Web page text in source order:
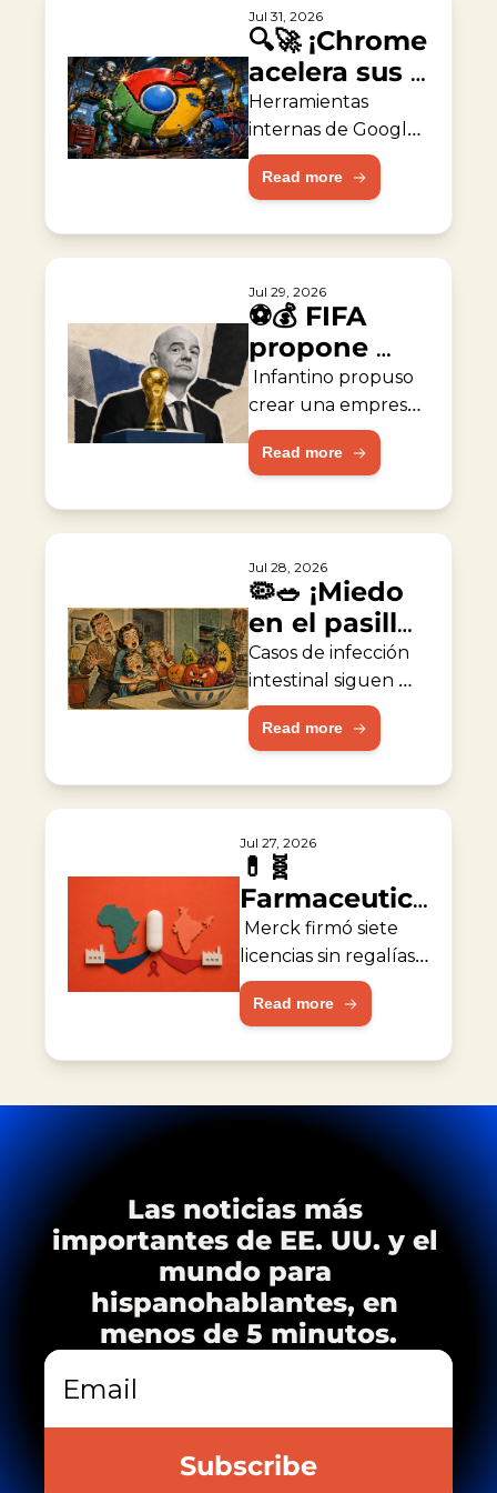
Jul 31, 2026
🔍🚀 ¡Chrome
acelera sus
reparaciones
con IA!
Herramientas
internas de Google
ayudaron a corregir
fallas de seguridad
Read more
Jul 29, 2026
⚽💰 FIFA
propone
empresa de
capital
privado
Infantino propuso
crear una empresa
valorada en
$20,000 millones
Read more
Jul 28, 2026
🦠🥗 ¡Miedo
en el pasillo
de
vegetales!
Casos de infección
intestinal siguen
aumentando los en
EE. UU.
Read more
Jul 27, 2026
💊🧬
Farmaceutica
acelera
acceso
global contra
VIH
Merck firmó siete
licencias sin regalías
para fabricantes de
África e India.
Read more
Las noticias más
importantes de EE. UU. y el
mundo para
hispanohablantes, en
menos de 5 minutos.
Subscribe